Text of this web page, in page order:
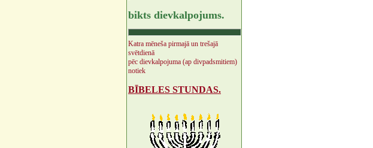
bikts dievkalpojums.
Katra mēneša pirmajā un trešajā
svētdienā
pēc dievkalpojuma (ap divpadsmitiem)
notiek
BĪBELES STUNDAS.